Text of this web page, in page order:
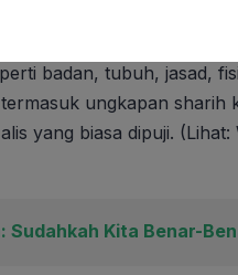
“Bagiku, kamu seperti
badan, tubuh, jasad,
ungkapan sharih
yang biasa dipuji. (Lihat:
Sudahkah Kita Benar-